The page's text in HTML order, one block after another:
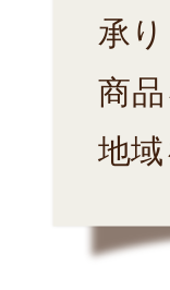
承り
商
地